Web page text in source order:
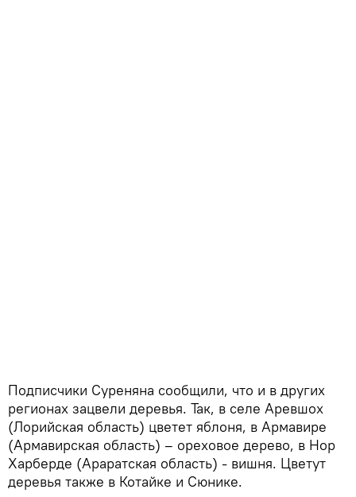
Подписчики Суреняна сообщили, что и в других
регионах зацвели деревья. Так, в селе Аревшох
(Лорийская область) цветет яблоня, в Армавире
(Армавирская область) – ореховое дерево, в Нор
Харберде (Араратская область) - вишня. Цветут
деревья также в Котайке и Сюнике.